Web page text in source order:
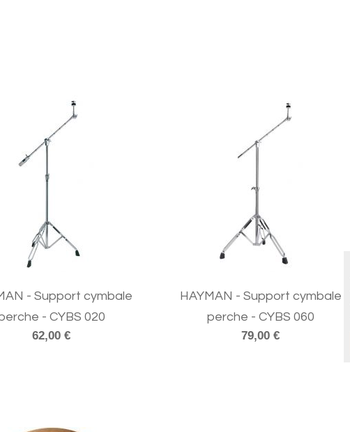
- Support cymbale
- CYBS 020
62,00 €
HAYMAN - Support cymbale
perche - CYBS 060
79,00 €